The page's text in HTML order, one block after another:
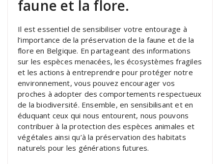
faune et la flore.
Il est essentiel de sensibiliser votre entourage à
l’importance de la préservation de la faune et de la
flore en Belgique. En partageant des informations
sur les espèces menacées, les écosystèmes fragiles
et les actions à entreprendre pour protéger notre
environnement, vous pouvez encourager vos
proches à adopter des comportements respectueux
de la biodiversité. Ensemble, en sensibilisant et en
éduquant ceux qui nous entourent, nous pouvons
contribuer à la protection des espèces animales et
végétales ainsi qu’à la préservation des habitats
naturels pour les générations futures.